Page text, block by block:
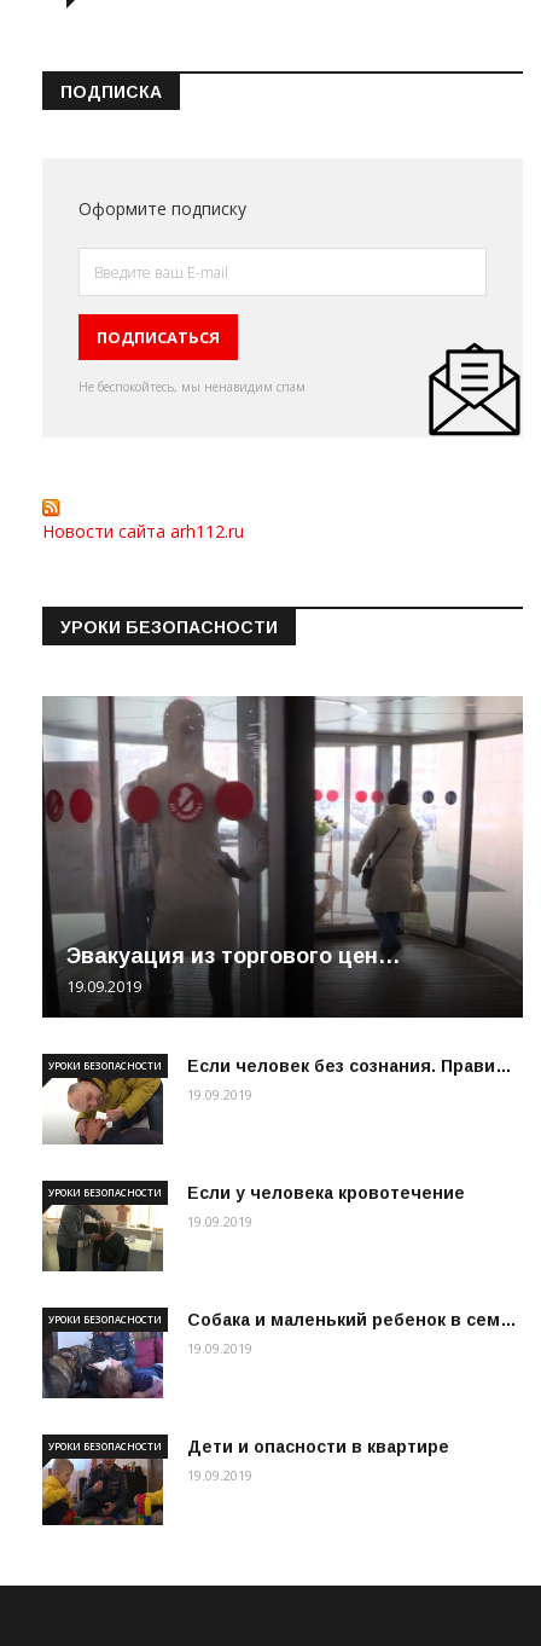
ПОДПИСКА
Оформите подписку
Не беспокойтесь, мы ненавидим спам
Новости сайта arh112.ru
УРОКИ БЕЗОПАСНОСТИ
Эвакуация из торгового цен…
19.09.2019
Если человек без сознания. Прави…
УРОКИ БЕЗОПАСНОСТИ
19.09.2019
Если у человека кровотечение
УРОКИ БЕЗОПАСНОСТИ
19.09.2019
Собака и маленький ребенок в сем…
УРОКИ БЕЗОПАСНОСТИ
19.09.2019
Дети и опасности в квартире
УРОКИ БЕЗОПАСНОСТИ
19.09.2019